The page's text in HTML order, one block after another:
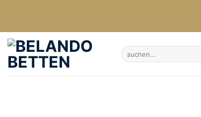
springen
Suchen
nach: